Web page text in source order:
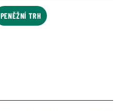
PENĚŽNÍ TRH